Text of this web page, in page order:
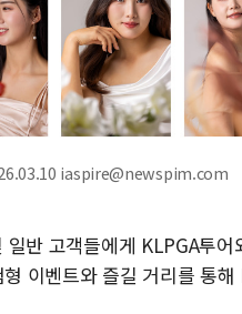
iaspire@newspim.com
반 고객들에게 KLPGA투
이벤트와 즐길 거리를 통